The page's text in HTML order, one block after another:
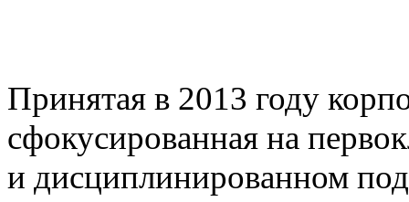
Принятая в 2013 году
сфокусированная на
и дисциплинированном